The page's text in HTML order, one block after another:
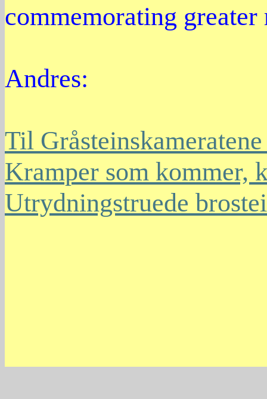
commemorating greater
Andres:
Til
Kramper som kommer,
Utrydningstruede